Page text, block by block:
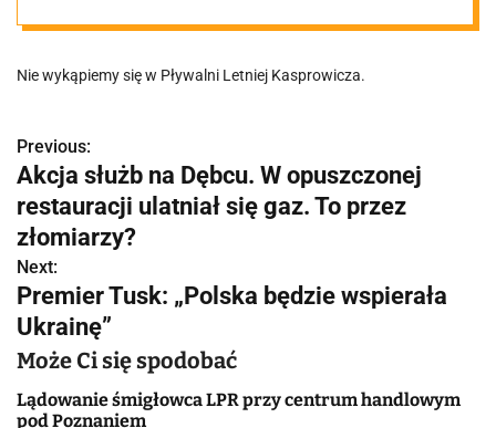
Nie wykąpiemy się w Pływalni Letniej Kasprowicza.
N
a
w
i
g
a
c
Previous:
Akcja służb na Dębcu. W opuszczonej
restauracji ulatniał się gaz. To przez
złomiarzy?
Next:
Premier Tusk: „Polska będzie wspierała
Ukrainę”
Może Ci się spodobać
Lądowanie śmigłowca LPR przy centrum handlowym
pod Poznaniem